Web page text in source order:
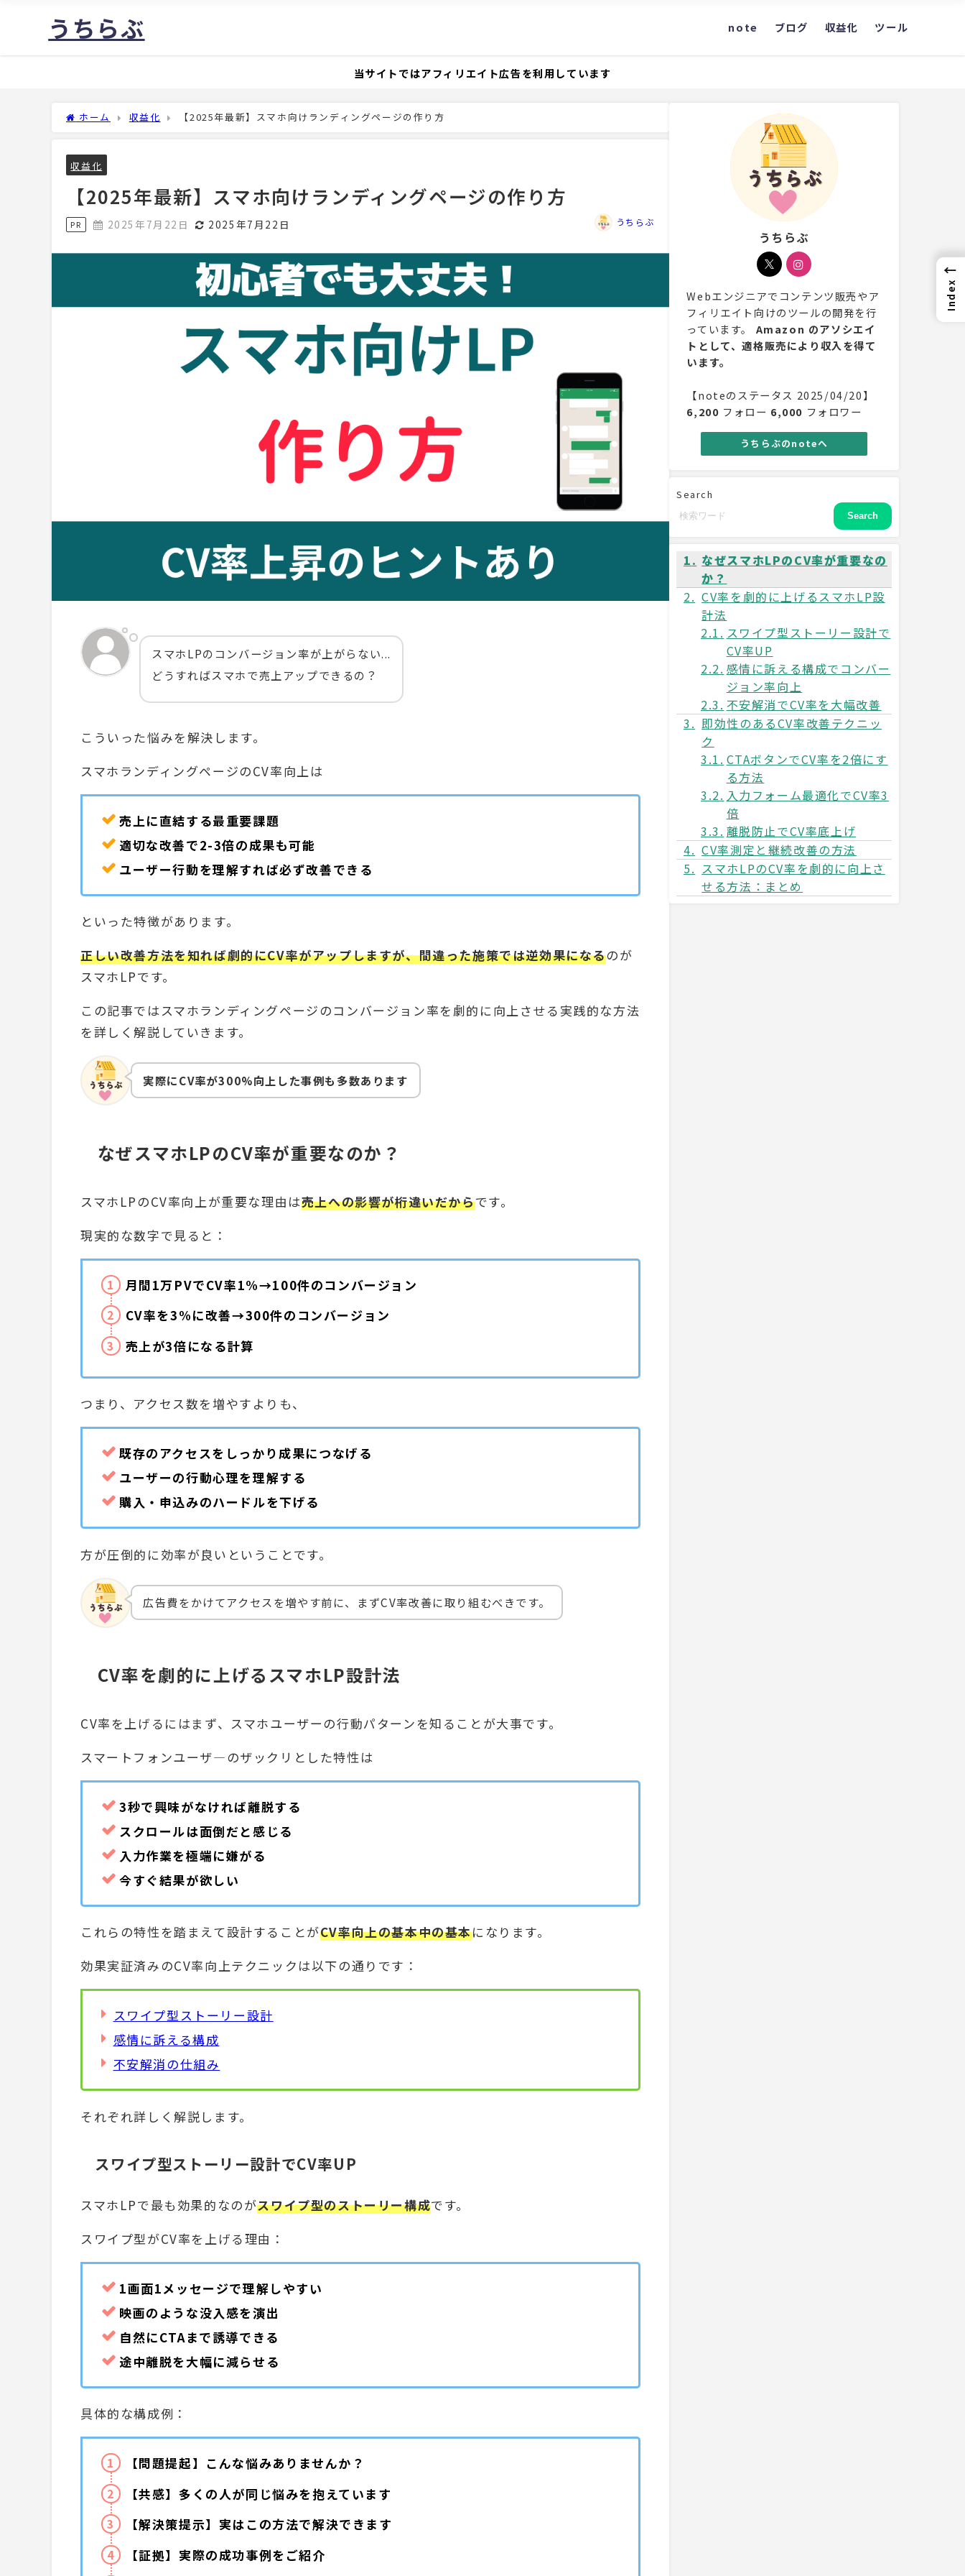
うちらぶ note ブログ 収益化 ツール
当サイトではアフィリエイト広告を利用しています
ホーム 収益化 【2025年最新】スマホ向けランディングページの作り方
収益化
【2025年最新】スマホ向けランディングページの作り方
PR 2025年7月22日 2025年7月22日 うちらぶ
スマホLPのコンバージョン率が上がらない...
どうすればスマホで売上アップできるの？
こういった悩みを解決します。
スマホランディングページのCV率向上は
売上に直結する最重要課題
適切な改善で2-3倍の成果も可能
ユーザー行動を理解すれば必ず改善できる
といった特徴があります。
正しい改善方法を知れば劇的にCV率がアップしますが、間違った施策では逆効果になるのが
スマホLPです。
この記事ではスマホランディングページのコンバージョン率を劇的に向上させる実践的な方法
を詳しく解説していきます。
実際にCV率が300%向上した事例も多数あります
なぜスマホLPのCV率が重要なのか？
スマホLPのCV率向上が重要な理由は売上への影響が桁違いだからです。
現実的な数字で見ると：
月間1万PVでCV率1%→100件のコンバージョン
CV率を3%に改善→300件のコンバージョン
売上が3倍になる計算
つまり、アクセス数を増やすよりも、
既存のアクセスをしっかり成果につなげる
ユーザーの行動心理を理解する
購入・申込みのハードルを下げる
方が圧倒的に効率が良いということです。
広告費をかけてアクセスを増やす前に、まずCV率改善に取り組むべきです。
CV率を劇的に上げるスマホLP設計法
CV率を上げるにはまず、スマホユーザーの行動パターンを知ることが大事です。
スマートフォンユーザ―のザックリとした特性は
3秒で興味がなければ離脱する
スクロールは面倒だと感じる
入力作業を極端に嫌がる
今すぐ結果が欲しい
これらの特性を踏まえて設計することがCV率向上の基本中の基本になります。
効果実証済みのCV率向上テクニックは以下の通りです：
スワイプ型ストーリー設計
感情に訴える構成
不安解消の仕組み
それぞれ詳しく解説します。
スワイプ型ストーリー設計でCV率UP
スマホLPで最も効果的なのがスワイプ型のストーリー構成です。
スワイプ型がCV率を上げる理由：
1画面1メッセージで理解しやすい
映画のような没入感を演出
自然にCTAまで誘導できる
途中離脱を大幅に減らせる
具体的な構成例：
【問題提起】こんな悩みありませんか？
【共感】多くの人が同じ悩みを抱えています
【解決策提示】実はこの方法で解決できます
【証拠】実際の成功事例をご紹介
うちらぶ
Webエンジニアでコンテンツ販売やア
フィリエイト向けのツールの開発を行
っています。
Amazon のアソシエイ
トとして、適格販売により収入を得て
います。
【noteのステータス 2025/04/20】
6,200 フォロー 6,000 フォロワー
うちらぶのnoteへ
Search
Search
なぜスマホLPのCV率が重要なの
か？
CV率を劇的に上げるスマホLP設
計法
スワイプ型ストーリー設計で
CV率UP
感情に訴える構成でコンバー
ジョン率向上
不安解消でCV率を大幅改善
即効性のあるCV率改善テクニッ
ク
CTAボタンでCV率を2倍にす
る方法
入力フォーム最適化でCV率3
倍
離脱防止でCV率底上げ
CV率測定と継続改善の方法
スマホLPのCV率を劇的に向上さ
せる方法：まとめ
←
Index